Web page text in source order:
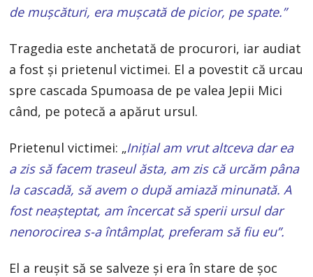
de mușcături, era mușcată de picior, pe spate.”
Tragedia este anchetată de procurori, iar audiat
a fost și prietenul victimei. El a povestit că urcau
spre cascada Spumoasa de pe valea Jepii Mici
când, pe potecă a apărut ursul.
Prietenul victimei: „Inițial am vrut altceva dar ea
a zis să facem traseul ăsta, am zis că urcăm pâna
la cascadă, să avem o după amiază minunată. A
fost neașteptat, am încercat să sperii ursul dar
nenorocirea s-a întâmplat, preferam să fiu eu”.
El a reușit să se salveze și era în stare de șoc